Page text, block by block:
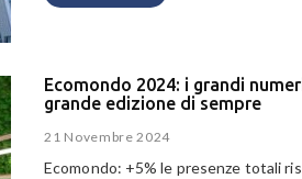
Ecomondo 2024: i grandi
grande edizione di sempre
21 Novembre 2024
Ecomondo: +5% le presenze totali